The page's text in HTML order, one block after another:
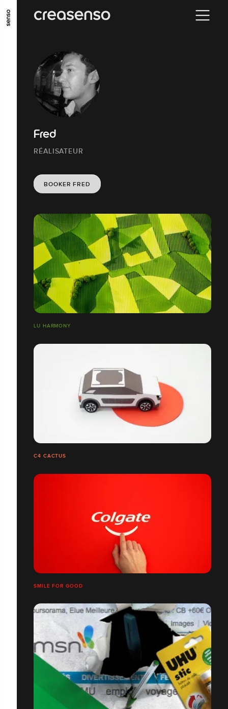
ALLER AU CONTENU PRINCIPAL
ALLER EN BAS DE PAGE
Fred
RÉALISATEUR
BOOKER FRED
LU HARMONY
C4 CACTUS
SMILE FOR GOOD